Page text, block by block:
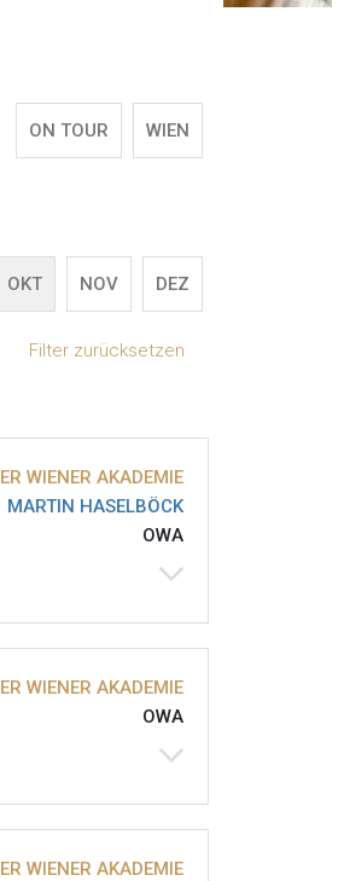
ON TOUR WIEN
OKT NOV DEZ
Filter zurücksetzen
WIENER AKADEMIE
MARTIN HASELBÖCK
OWA
WIENER AKADEMIE
OWA
WIENER AKADEMIE